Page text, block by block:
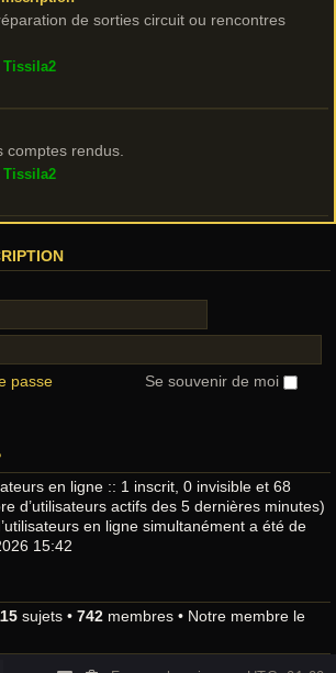
de sorties circuit ou rencontres
Tissila2
comptes rendus.
Tissila2
passe
Se souvenir de moi
en ligne :: 1 inscrit, 0 invisible et 68
d’utilisateurs actifs des 5 dernières minutes)
en ligne simultanément a été de
15:42
sujets • 742 membres • Notre membre le